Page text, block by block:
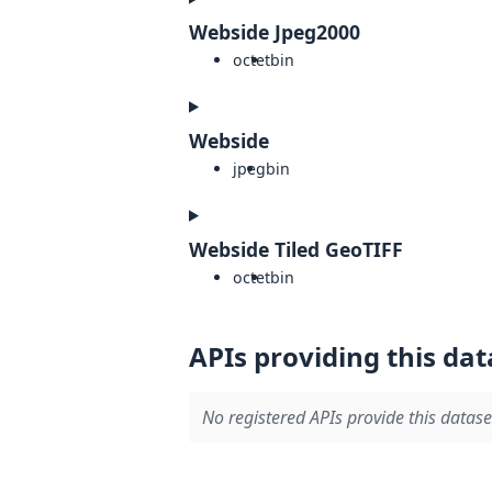
Webside Jpeg2000
octetbin
Webside
jpegbin
Webside Tiled GeoTIFF
octetbin
APIs providing this
No registered APIs provide this